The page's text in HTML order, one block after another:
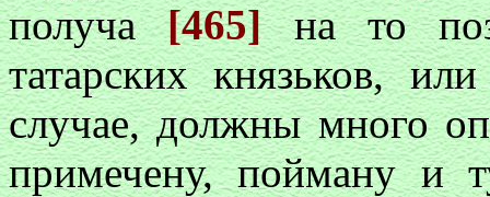
получа[465]на то
татарских князьков,
случае, должны много
примечену, пойману и